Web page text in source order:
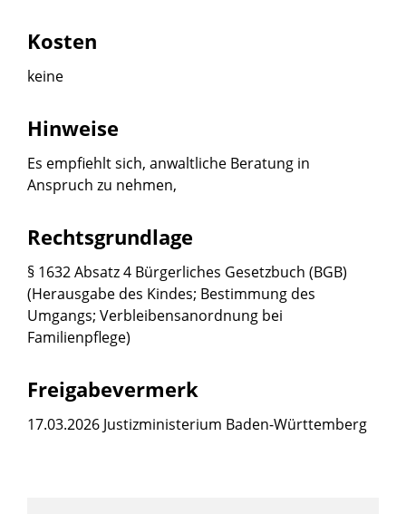
Kosten
keine
Hinweise
Es empfiehlt sich, anwaltliche Beratung in
Anspruch zu nehmen,
Rechtsgrundlage
§ 1632 Absatz 4 Bürgerliches Gesetzbuch (BGB)
(Herausgabe des Kindes; Bestimmung des
Umgangs; Verbleibensanordnung bei
Familienpflege)
Freigabevermerk
17.03.2026 Justizministerium Baden-Württemberg